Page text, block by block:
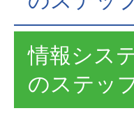
情報シス
のステッ